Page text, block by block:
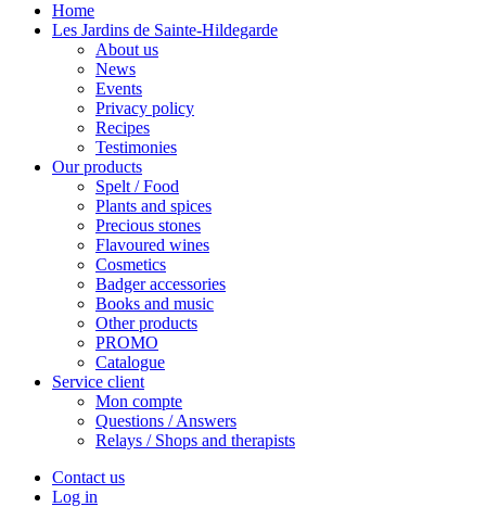
Home
Les Jardins de Sainte-Hildegarde
About us
News
Events
Privacy policy
Recipes
Testimonies
Our products
Spelt / Food
Plants and spices
Precious stones
Flavoured wines
Cosmetics
Badger accessories
Books and music
Other products
PROMO
Catalogue
Service client
Mon compte
Questions / Answers
Relays / Shops and therapists
Contact us
Log in